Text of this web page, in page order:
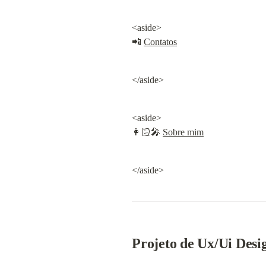
<aside>
📲 Contatos
</aside>
<aside>
👩🏻‍🎤 Sobre mim
</aside>
Projeto de Ux/Ui